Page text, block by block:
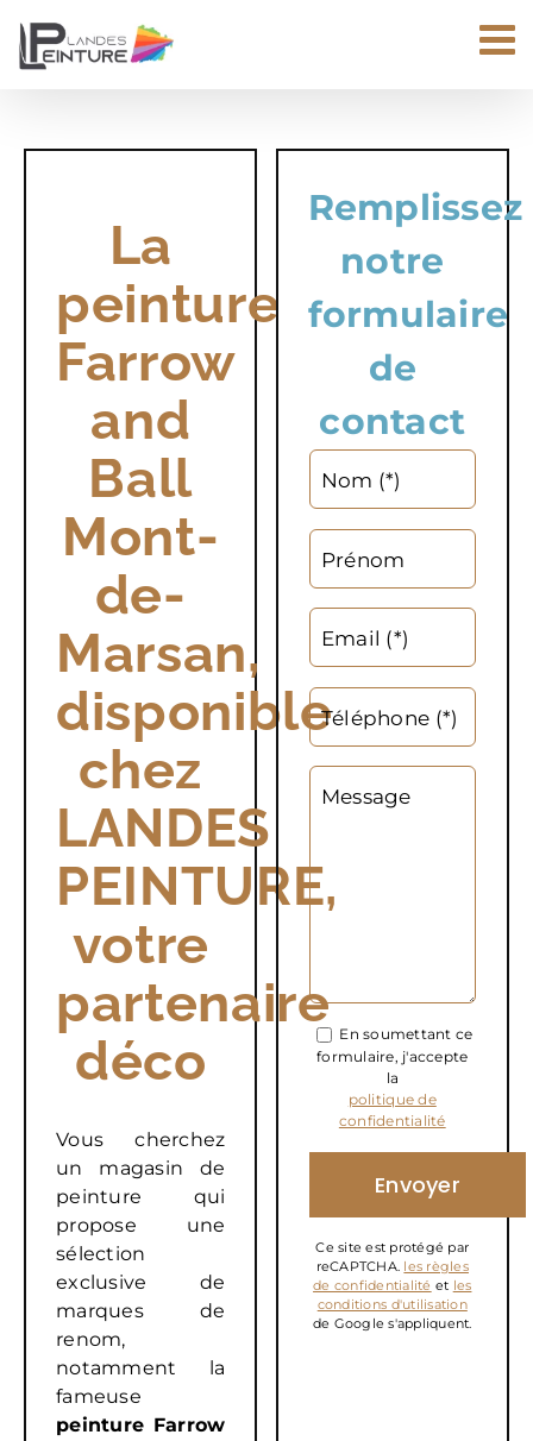
au
contenu
La
peinture
Farrow
and
Ball
Mont-
de-
Marsan,
disponible
chez
LANDES
PEINTURE,
votre
partenaire
déco
Vous cherchez
un magasin de
peinture qui
propose une
sélection
exclusive de
marques de
renom,
notamment la
fameuse
peinture Farrow
Remplissez
notre
formulaire
de
contact
Nom (*)
Prénom
Email (*)
Téléphone (*)
Message
En soumettant ce
formulaire, j'accepte
la
politique de
confidentialité
Ce site est protégé par
reCAPTCHA. les règles
de confidentialité et les
conditions d'utilisation
de Google s'appliquent.